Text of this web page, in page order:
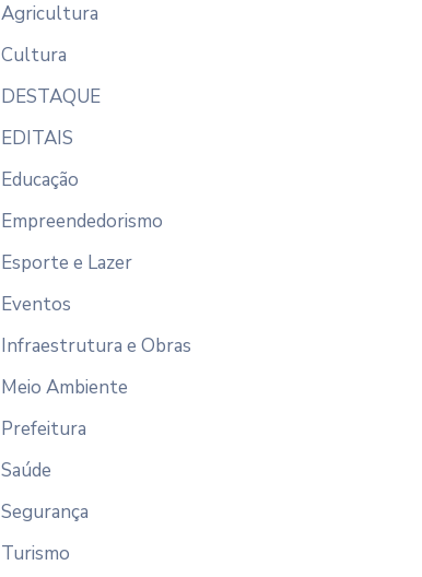
Agricultura
Cultura
DESTAQUE
EDITAIS
Educação
Empreendedorismo
Esporte e Lazer
Eventos
Infraestrutura e Obras
Meio Ambiente
Prefeitura
Saúde
Segurança
Turismo